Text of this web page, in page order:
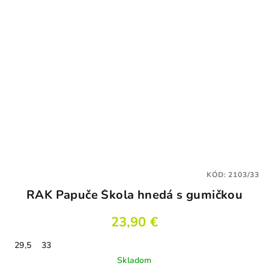
RAK Papuče Škola hnedá s gumičkou
23,90 €
29,5
33
Skladom
KÓD:2103/33